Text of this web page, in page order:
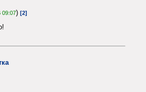
09:07) [2]